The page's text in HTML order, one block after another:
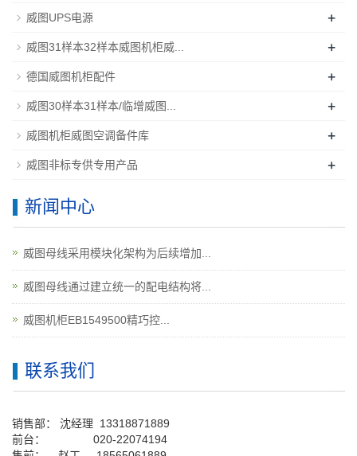
威图UPS电源 +
威图31样本32样本威图机柜威... +
德国威图机柜配件 +
威图30样本31样本/临增威图... +
威图机柜威图空调备件库 +
威图非标专供专用产品 +
新闻中心
威图母线采用模块化架构为后续增加...
威图母线通过建立统一的配电结构将...
威图机柜EB1549500精巧控...
联系我们
销售部： 沈经理 13318871889
前台： 020-22074194